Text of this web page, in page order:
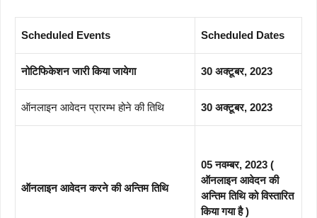
Scheduled Events Scheduled Dates
नोटिफिकेशन जारी किया जायेगा 30 अक्टूबर, 2023
ऑनलाइन आवेदन प्रारम्भ होने की तिथि 30 अक्टूबर, 2023
ऑनलाइन आवेदन करने की अन्तिम तिथि
05 नवम्बर, 2023 (
ऑनलाइन आवेदन की
अन्तिम तिथि को विस्तारित
किया गया है )